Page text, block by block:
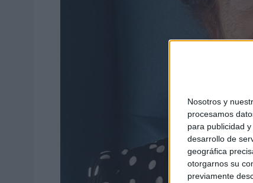
Nosotros y
procesamos
para publicidad
desarrollo de
geográfica
otorgarnos su
previamente